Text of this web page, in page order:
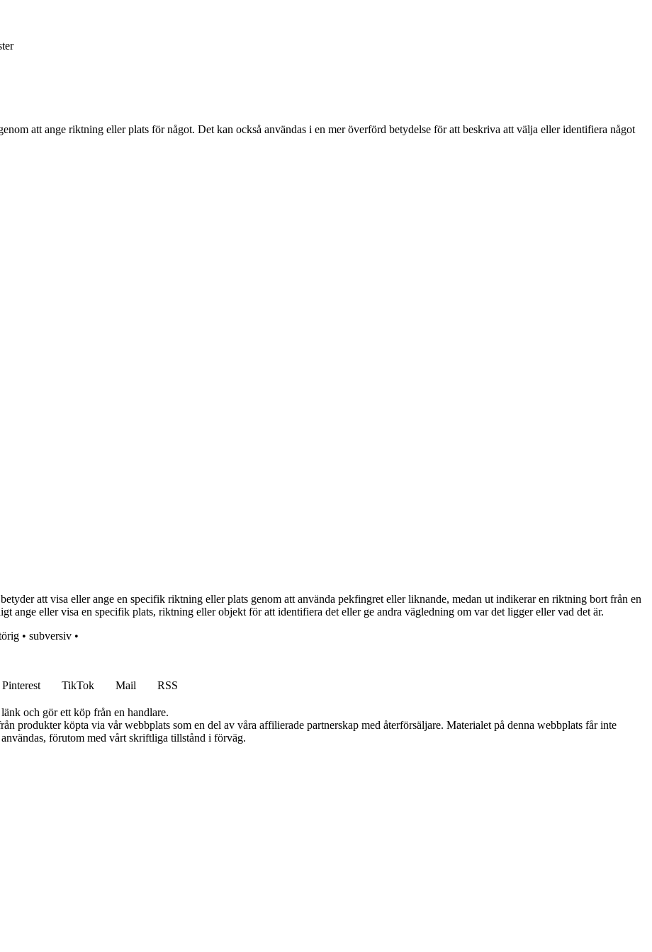
att ange riktning eller plats för något. Det kan också användas i en mer överförd betydelse för att beskriva att välja eller identifiera något
att visa eller ange en specifik riktning eller plats genom att använda pekfingret eller liknande, medan ut indikerar en riktning bort från en
ange eller visa en specifik plats, riktning eller objekt för att identifiera det eller ge andra vägledning om var det ligger eller vad det är.
• subversiv •
Pinterest TikTok Mail
RSS
och gör ett köp från en handlare.
produkter köpta via vår webbplats som en del av våra affilierade partnerskap med återförsäljare. Materialet på denna webbplats får inte
förutom med vårt skriftliga tillstånd i förväg.